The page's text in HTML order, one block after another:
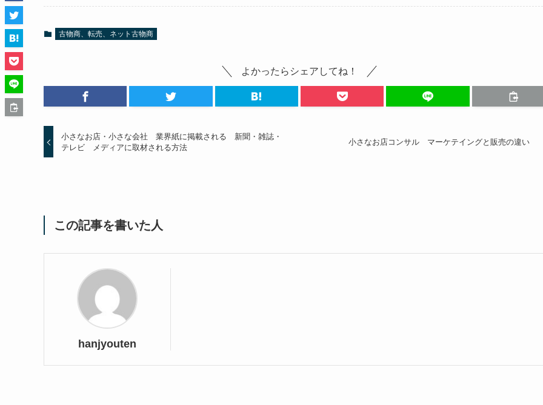
古物商、転売、ネット古物商
よかったらシェアしてね！
小さなお店・小さな会社 業界紙に掲載される 新聞・雑誌・
テレビ メディアに取材される方法
小さなお店コンサル マーケテイングと販売の違い
この記事を書いた人
hanjyouten